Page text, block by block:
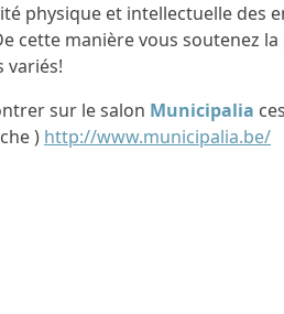
physique et intellectuelle des
cette manière vous soutenez
variés!
sur le salon Municipalia
) http://www.municipalia.be/